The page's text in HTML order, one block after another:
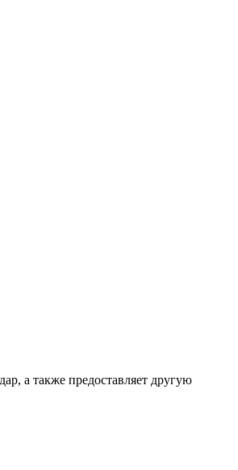
а также предоставляет другую